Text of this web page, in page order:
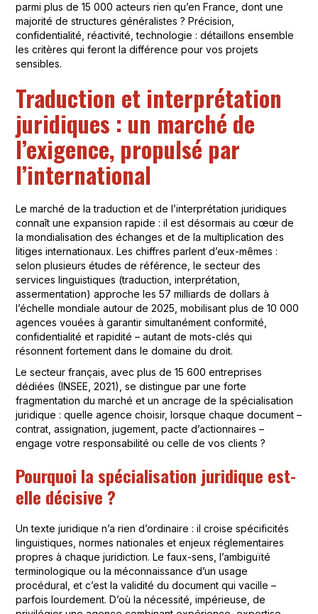
parmi plus de 15 000 acteurs rien qu’en France, dont une
majorité de structures généralistes ? Précision,
confidentialité, réactivité, technologie : détaillons ensemble
les critères qui feront la différence pour vos projets
sensibles.
Traduction et interprétation
juridiques : un marché de
l’exigence, propulsé par
l’international
Le marché de la traduction et de l’interprétation juridiques
connaît une expansion rapide : il est désormais au cœur de
la mondialisation des échanges et de la multiplication des
litiges internationaux. Les chiffres parlent d’eux-mêmes :
selon plusieurs études de référence, le secteur des
services linguistiques (traduction, interprétation,
assermentation) approche les 57 milliards de dollars à
l’échelle mondiale autour de 2025, mobilisant plus de 10 000
agences vouées à garantir simultanément conformité,
confidentialité et rapidité – autant de mots-clés qui
résonnent fortement dans le domaine du droit.
Le secteur français, avec plus de 15 600 entreprises
dédiées (INSEE, 2021), se distingue par une forte
fragmentation du marché et un ancrage de la spécialisation
juridique : quelle agence choisir, lorsque chaque document –
contrat, assignation, jugement, pacte d’actionnaires –
engage votre responsabilité ou celle de vos clients ?
Pourquoi la spécialisation juridique est-
elle décisive ?
Un texte juridique n’a rien d’ordinaire : il croise spécificités
linguistiques, normes nationales et enjeux réglementaires
propres à chaque juridiction. Le faux-sens, l’ambiguïté
terminologique ou la méconnaissance d’un usage
procédural, et c’est la validité du document qui vacille –
parfois lourdement. D’où la nécessité, impérieuse, de